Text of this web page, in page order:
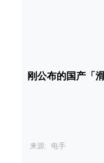
刚公布的国产「
来源: 电手